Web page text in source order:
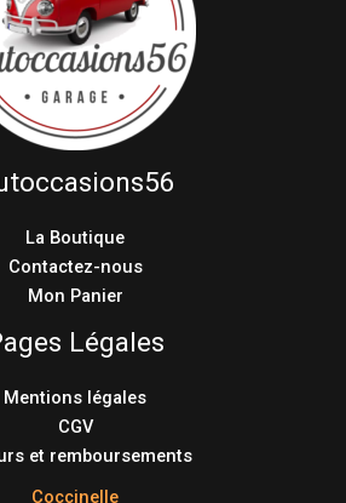
La Boutique
Contactez-nous
Mon Panier
Légales
Mentions légales
CGV
et remboursements
Coccinelle